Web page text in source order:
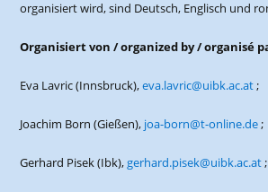
organisiert wird, sind Deutsch, Englisch und
Organisiert von / organized by / organisé
Eva Lavric (Innsbruck),eva.lavric@uibk.ac.at;
Joachim Born (Gießen), joa-born@t-online.de;
Gerhard Pisek (Ibk),gerhard.pisek@uibk.ac.at;